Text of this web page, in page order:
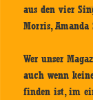
aus den vier
Morris, Amanda
Wer unser
auch wenn
finden ist, im